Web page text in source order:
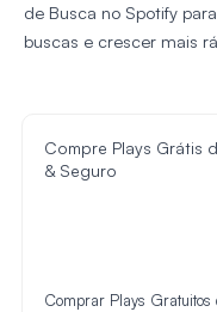
de Busca no Spotify
buscas e crescer mais
Compre Plays Grátis
& Seguro
Comprar Plays Gratuitos